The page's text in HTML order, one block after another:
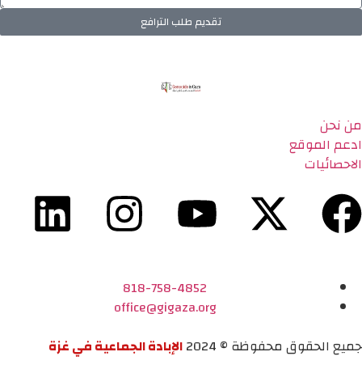
تقديم طلب الترافع
من نحن
ادعم الموقع
الاحصائيات
818-758-4852
office@gigaza.org
جميع الحقوق محفوظة © 2024
الإبادة الجماعية في غزة